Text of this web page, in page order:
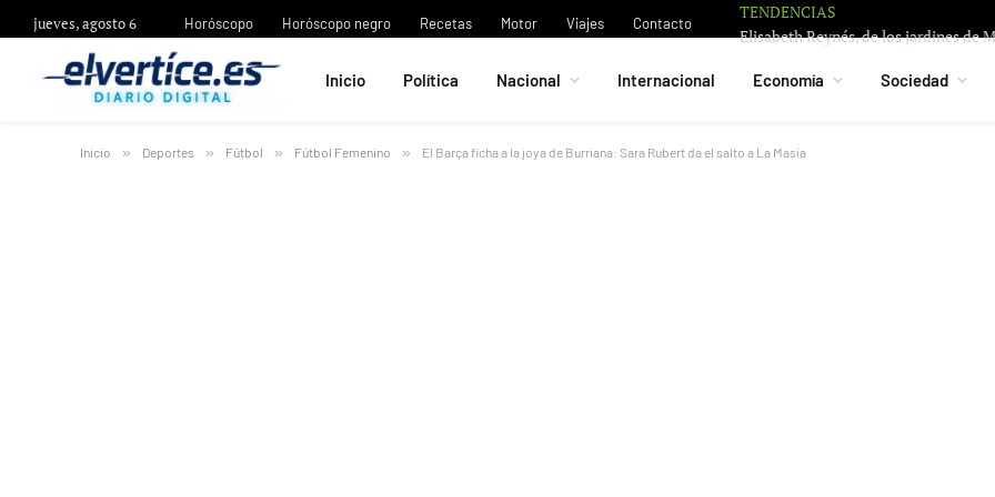
jueves, agosto 6 Horóscopo Horóscopo negro Recetas Motor Viajes Contacto
TENDENCIAS
Inicio Política Nacional Internacional Economía Sociedad
Inicio » Deportes » Fútbol » Fútbol Femenino » El Barça ficha a la joya de Burriana: Sara Rubert da el salto a La Masía